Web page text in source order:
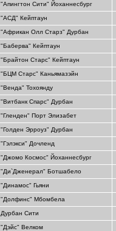
"Апингтон Сити" Йоханнесбург
"АСД" Кейптаун
"Африкан Олл Старз" Дурбан
"Баберва" Кейптаун
"Брайтон Старс" Кейптаун
"БЦМ Старс" Каньямазэйн
"Венда" Тохоянду
"Витбанк Спарс" Дурбан
"Гленден" Порт Элизабет
"Голден Эрроуз" Дурбан
"Гэлэкси" Дочленд
"Джомо Космос" Йоханнесбург
"Ди`Дженерал" Ботшабело
"Динамос" Гьяни
"Долфинс" Мбомбела
Дурбан Сити
"Дэйс" Велком